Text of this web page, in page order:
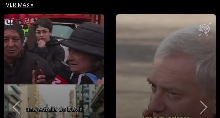
VER MÁS »
Previous